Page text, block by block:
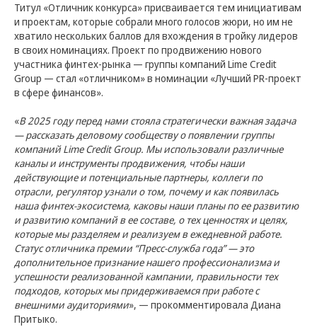
Титул «Отличник конкурса» присваивается тем инициативам
и проектам, которые собрали много голосов жюри, но им не
хватило нескольких баллов для вхождения в тройку лидеров
в своих номинациях. Проект по продвижению нового
участника финтех-рынка — группы компаний Lime Credit
Group — стал «отличником» в номинации «Лучший PR-проект
в сфере финансов».
«В 2025 году перед нами стояла стратегически важная задача
— рассказать деловому сообществу о появлении группы
компаний Lime Credit Group. Мы использовали различные
каналы и инструменты продвижения, чтобы наши
действующие и потенциальные партнеры, коллеги по
отрасли, регулятор узнали о том, почему и как появилась
наша финтех-экосистема, каковы наши планы по ее развитию
и развитию компаний в ее составе, о тех ценностях и целях,
которые мы разделяем и реализуем в ежедневной работе.
Статус отличника премии “Пресс-служба года” — это
дополнительное признание нашего профессионализма и
успешности реализованной кампании, правильности тех
подходов, которых мы придерживаемся при работе с
внешними аудиториями», — прокомментировала Диана
Притыко.